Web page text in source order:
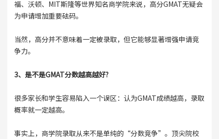
福、沃顿、MIT斯隆等世界知名商学院来说，高分GMAT无疑会
为申请增加重要砝码。
当然，高分并不意味着一定被录取，但它能够显著增强申请竞
争力。
3、是不是GMAT分数越高越好?
很多家长和学生容易陷入一个误区：认为GMAT成绩越高，录取
概率就一定越高。
事实上，商学院录取从来不是单纯的“分数竞争”。顶尖院校